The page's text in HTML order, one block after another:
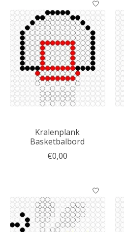
Kralenplank
Basketbalbord
€0,00